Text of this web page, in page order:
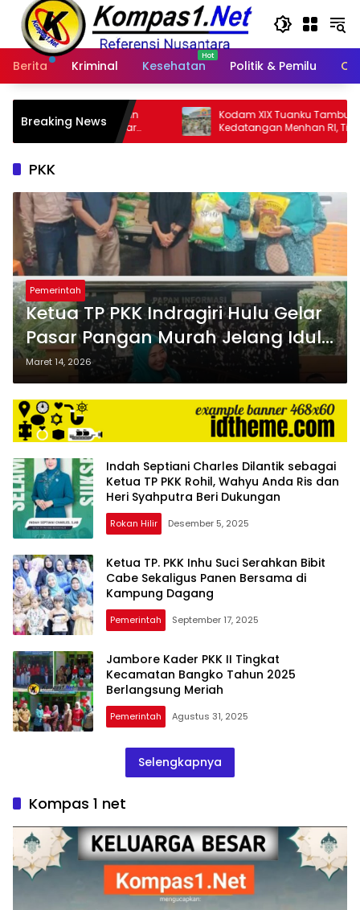
Langsung
konten
Berita
Kriminal Kesehatan Politik & Pemilu
Breaking NewsKodam XIX Tuanku Tambusai Sambut
Kedatangan Menhan RI, Tinjau
Penguatan Yonif TP di Bengkalis dan
PKK
Pemerintah
Ketua TP PKK Indragiri Hulu Gelar
Pasar Pangan Murah Jelang Idul
Fitri
Maret 14, 2026
Indah Septiani Charles Dilantik sebagai
Ketua TP PKK Rohil, Wahyu Anda Ris dan
Heri Syahputra Beri Dukungan
Rokan Hilir Desember 5, 2025
Ketua TP. PKK Inhu Suci Serahkan Bibit
Cabe Sekaligus Panen Bersama di
Kampung Dagang
Pemerintah September 17, 2025
Jambore Kader PKK II Tingkat
Kecamatan Bangko Tahun 2025
Berlangsung Meriah
Pemerintah Agustus 31, 2025
Selengkapnya
Kompas 1 net